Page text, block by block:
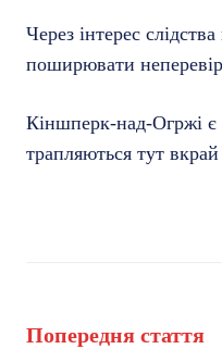
Через інтерес
поширювати
Кіншперк-над-Огржі є
трапляються тут
Попередня стаття